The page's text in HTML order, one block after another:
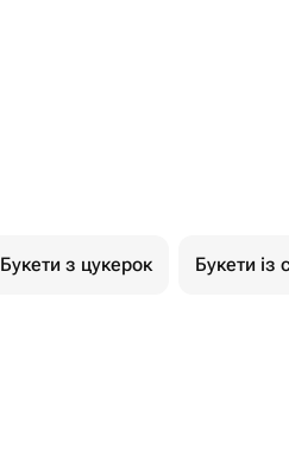
Букети з цукерок Букети із